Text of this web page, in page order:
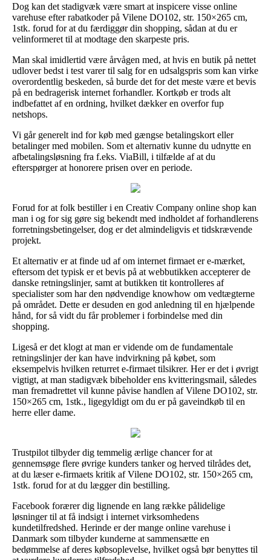
Dog kan det stadigvæk være smart at inspicere visse online
varehuse efter rabatkoder på Vilene DO102, str. 150×265 cm,
1stk. forud for at du færdiggør din shopping, sådan at du er
velinformeret til at modtage den skarpeste pris.
Man skal imidlertid være årvågen med, at hvis en butik på nettet
udlover bedst i test varer til salg for en udsalgspris som kan virke
overordentlig beskeden, så burde det for det meste være et bevis
på en bedragerisk internet forhandler. Kortkøb er trods alt
indbefattet af en ordning, hvilket dækker en overfor fup
netshops.
Vi går generelt ind for køb med gængse betalingskort eller
betalinger med mobilen. Som et alternativ kunne du udnytte en
afbetalingsløsning fra f.eks. ViaBill, i tilfælde af at du
efterspørger at honorere prisen over en periode.
Forud for at folk bestiller i en Creativ Company online shop kan
man i og for sig gøre sig bekendt med indholdet af forhandlerens
forretningsbetingelser, dog er det almindeligvis et tidskrævende
projekt.
Et alternativ er at finde ud af om internet firmaet er e-mærket,
eftersom det typisk er et bevis på at webbutikken accepterer de
danske retningslinjer, samt at butikken tit kontrolleres af
specialister som har den nødvendige knowhow om vedtægterne
på området. Dette er desuden en god anledning til en hjælpende
hånd, for så vidt du får problemer i forbindelse med din
shopping.
Ligeså er det klogt at man er vidende om de fundamentale
retningslinjer der kan have indvirkning på købet, som
eksempelvis hvilken returret e-firmaet tilsikrer. Her er det i øvrigt
vigtigt, at man stadigvæk bibeholder ens kvitteringsmail, således
man fremadrettet vil kunne påvise handlen af Vilene DO102, str.
150×265 cm, 1stk., ligegyldigt om du er på gaveindkøb til en
herre eller dame.
Trustpilot tilbyder dig temmelig ærlige chancer for at
gennemsøge flere øvrige kunders tanker og herved tilrådes det,
at du læser e-firmaets kritik af Vilene DO102, str. 150×265 cm,
1stk. forud for at du lægger din bestilling.
Facebook forærer dig lignende en lang række pålidelige
løsninger til at få indsigt i internet virksomhedens
kundetilfredshed. Herinde er der mange online varehuse i
Danmark som tilbyder kunderne at sammensætte en
bedømmelse af deres købsoplevelse, hvilket også bør benyttes til